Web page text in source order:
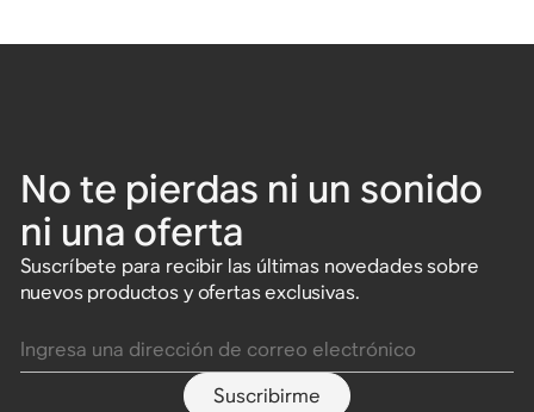
No te pierdas ni un sonido
ni una oferta
Suscríbete para recibir las últimas novedades sobre
nuevos productos y ofertas exclusivas.
Suscribirme